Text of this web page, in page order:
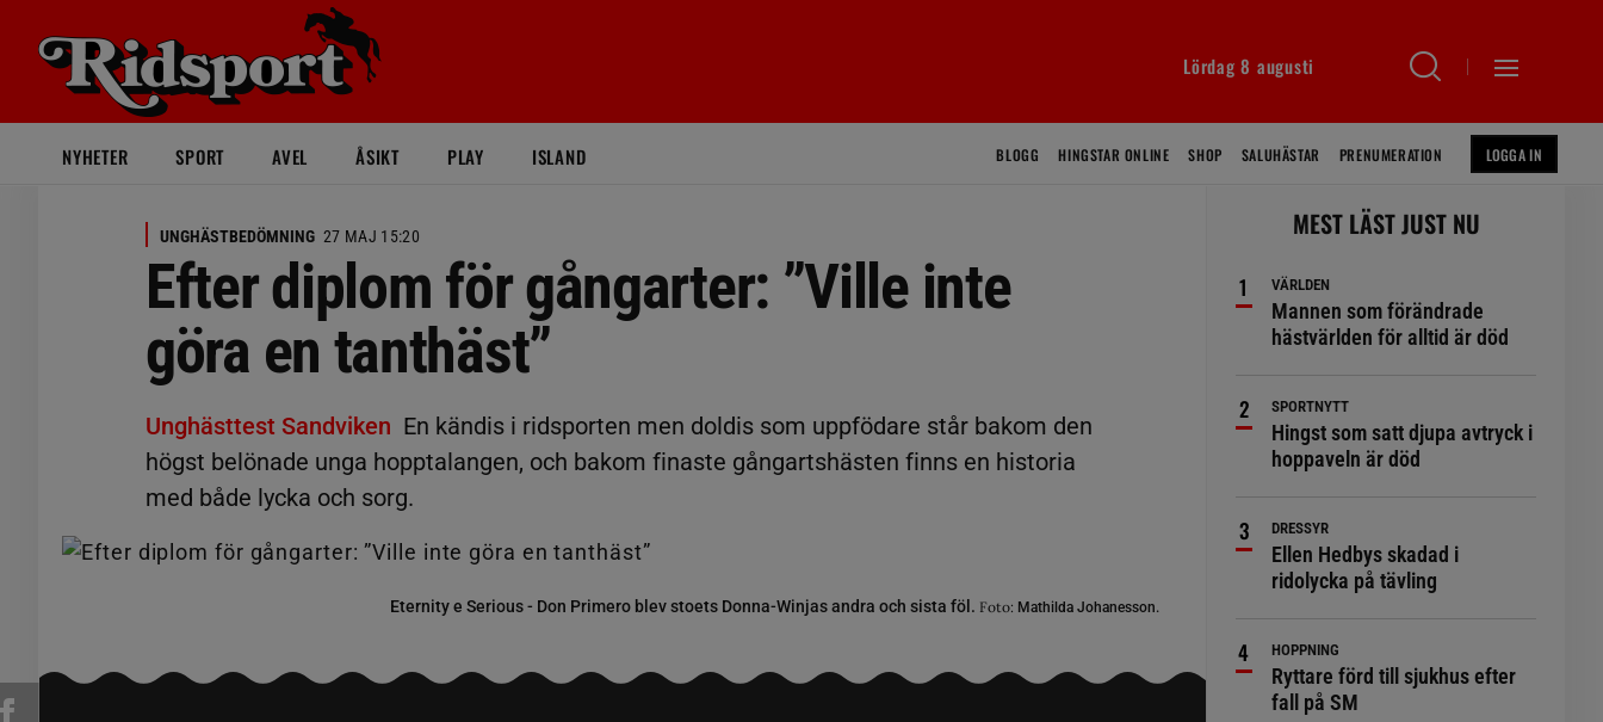
Lördag 8 augusti
NYHETER SPORT AVEL ÅSIKT PLAY ISLAND BLOGG HINGSTAR ONLINE SHOP SALUHÄSTAR PRENUMERATION LOGGA IN
UNGHÄSTBEDÖMNING 27 MAJ 15:20
Efter diplom för gångarter: ”Ville inte
göra en tanthäst”
Unghästtest Sandviken En kändis i ridsporten men doldis som uppfödare står bakom den
högst belönade unga hopptalangen, och bakom finaste gångartshästen finns en historia
med både lycka och sorg.
Eternity e Serious - Don Primero blev stoets Donna-Winjas andra och sista föl. Foto: Mathilda Johanesson.
MEST LÄST JUST NU
VÄRLDEN
Mannen som förändrade
hästvärlden för alltid är död
SPORTNYTT
Hingst som satt djupa avtryck i
hoppaveln är död
DRESSYR
Ellen Hedbys skadad i
ridolycka på tävling
HOPPNING
Ryttare förd till sjukhus efter
fall på SM